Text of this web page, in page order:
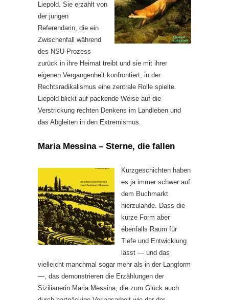
Liepold. Sie erzählt von
der jungen
Referendarin, die ein
Zwischenfall während
des NSU-Prozess
zurück in ihre Heimat treibt und sie mit ihrer
eigenen Vergangenheit konfrontiert, in der
Rechtsradikalismus eine zentrale Rolle spielte.
Liepold blickt auf packende Weise auf die
Verstrickung rechten Denkens im Landleben und
das Abgleiten in den Extremismus.
Maria Messina – Sterne, die fallen
Kurzgeschichten haben
es ja immer schwer auf
dem Buchmarkt
hierzulande. Dass die
kurze Form aber
ebenfalls Raum für
Tiefe und Entwicklung
lässt — und das
vielleicht manchmal sogar mehr als in der Langform
—, das demonstrieren die Erzählungen der
Sizilianerin Maria Messina, die zum Glück auch